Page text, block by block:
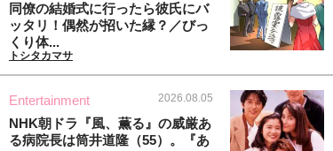
同僚の結婚式に行ったら彼氏にバ
ッタリ！偶然が招いた縁？／びっ
くり体...
トシタカマサ
Entertainment 2026.08.05
NHK朝ドラ『風、薫る』の威厳あ
る病院長は筒井道隆（55）。『あ